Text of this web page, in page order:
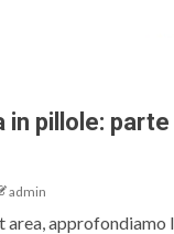
in pillole:
admin
area, approfondiamo